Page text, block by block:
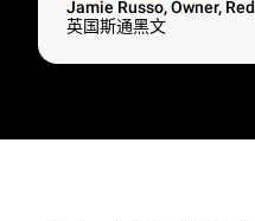
Jamie Russo, Owner,
英国斯通黑文